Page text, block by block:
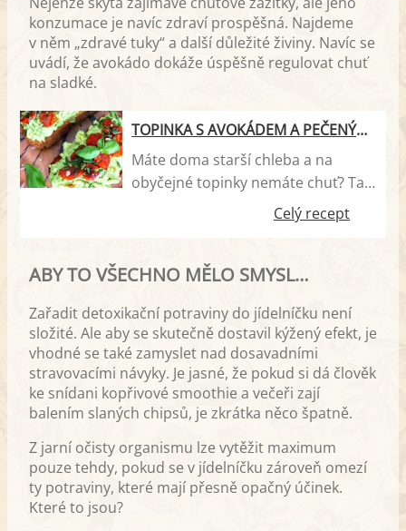
kily nebo zlepšit stav pokožky.
Naučte se správně připravovat
tento super nápoj! Před několika
latté, zmrzlině, smoothies,
sušenkách, čokoládě a dalších.
Třebaže je rozmani…
konzumace je navíc zdraví prospěšná. Najdeme
v něm „zdravé tuky“ a další důležité živiny. Navíc se
uvádí, že avokádo dokáže úspěšně regulovat chuť
na sladké.
TOPINKA S AVOKÁDEM A PEČENÝMI RAJČÁTKY
Máte doma starší chleba a na
obyčejné topinky nemáte chuť? Tak
určitě vyzkoušejte variantu s
avokádem a rajčátky. Ultra rychlý a
Celý recept
ABY TO VŠECHNO MĚLO SMYSL…
Zařadit detoxikační potraviny do jídelníčku není
složité. Ale aby se skutečně dostavil kýžený efekt, je
vhodné se také zamyslet nad dosavadními
stravovacími návyky. Je jasné, že pokud si dá člověk
ke snídani kopřivové smoothie a večeři zají
balením slaných chipsů, je zkrátka něco špatně.
Z jarní očisty organismu lze vytěžit maximum
pouze tehdy, pokud se v jídelníčku zároveň omezí
ty potraviny, které mají přesně opačný účinek.
Které to jsou?